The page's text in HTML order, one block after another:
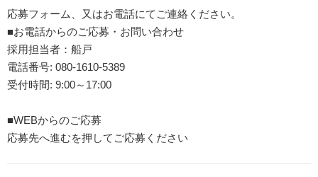
応募フォーム、又はお電話にてご連絡ください。
■お電話からのご応募・お問い合わせ
採用担当者：船戸
電話番号: 080-1610-5389
受付時間: 9:00～17:00
■WEBからのご応募
応募先へ進むを押してご応募ください